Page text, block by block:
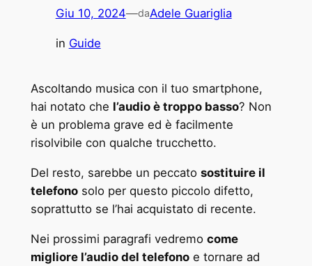
Giu 10, 2024—daAdele Guariglia
in Guide
Ascoltando musica con il tuo smartphone,
hai notato che l’audio è troppo basso? Non
è un problema grave ed è facilmente
risolvibile con qualche trucchetto.
Del resto, sarebbe un peccato sostituire il
telefonosolo per questo piccolo difetto,
soprattutto se l’hai acquistato di recente.
Nei prossimi paragrafi vedremo come
migliore l’audio del telefonoe tornare ad